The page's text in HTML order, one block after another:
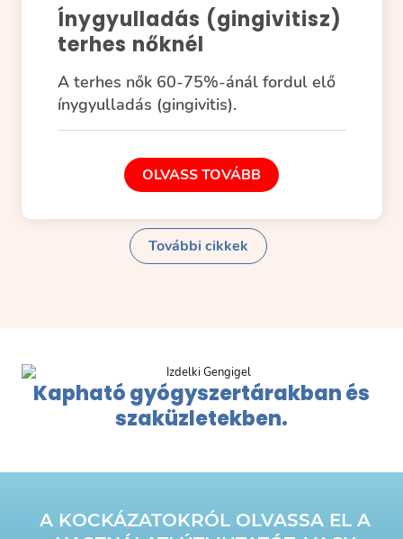
Ínygyulladás (gingivitisz)
terhes nőknél
A terhes nők 60-75%-ánál fordul elő
ínygyulladás (gingivitis).
OLVASS TOVÁBB
További cikkek
Kapható gyógyszertárakban és
szaküzletekben.
A KOCKÁZATOKRÓL OLVASSA EL A